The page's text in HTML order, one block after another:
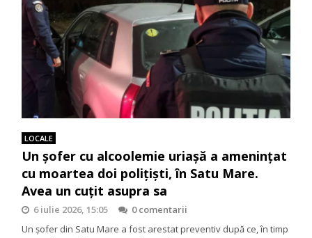
LOCALE
Un șofer cu alcoolemie uriașă a amenințat
cu moartea doi polițiști, în Satu Mare.
Avea un cuțit asupra sa
6 iulie 2026, 15:05
0 comentarii
Un șofer din Satu Mare a fost arestat preventiv după ce, în timp